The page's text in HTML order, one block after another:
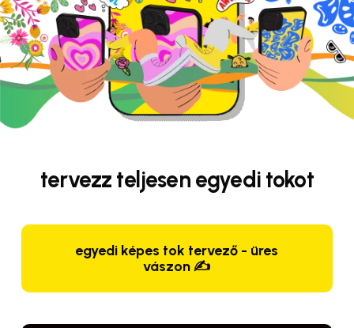
tervezz teljesen egyedi tokot
egyedi képes tok tervező - üres
vászon ✍️